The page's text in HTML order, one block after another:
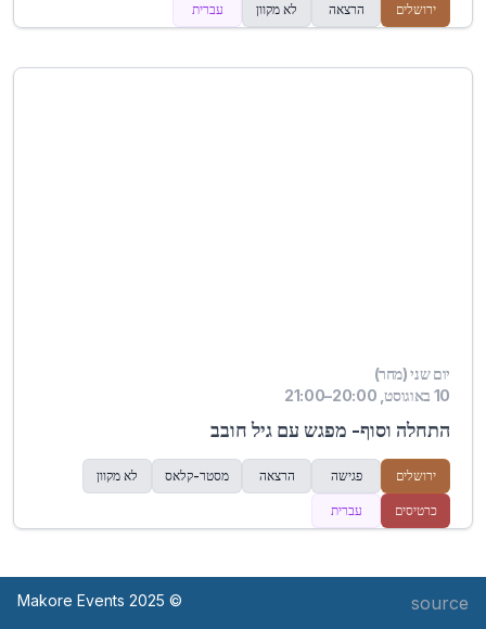
ירושלים הרצאה לא מקוון עברית
יום שני (מחר)
10 באוגוסט, 20:00–21:00
התחלה וסוף- מפגש עם גיל חובב
ירושלים פגישה הרצאה מסטר-קלאס לא מקוון
כרטיסים עברית
source
© Makore Events 2025